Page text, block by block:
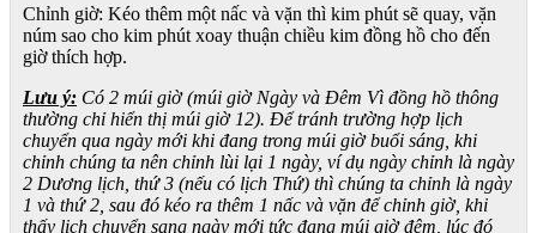
Chỉnh giờ: Kéo thêm một nấc và vặn thì kim phút sẽ quay, vặn
núm sao cho kim phút xoay thuận chiều kim đồng hồ cho đến
giờ thích hợp.
Lưu ý: Có 2 múi giờ (múi giờ Ngày và Đêm Vì đồng hồ thông
thường chỉ hiển thị múi giờ 12). Để tránh trường hợp lịch
chuyển qua ngày mới khi đang trong múi giờ buổi sáng, khi
chỉnh chúng ta nên chỉnh lùi lại 1 ngày, ví dụ ngày chỉnh là ngày
2 Dương lịch, thứ 3 (nếu có lịch Thứ) thì chúng ta chỉnh là ngày
1 và thứ 2, sau đó kéo ra thêm 1 nấc và vặn để chỉnh giờ, khi
thấy lịch chuyển sang ngày mới tức đang múi giờ đêm, lúc đó